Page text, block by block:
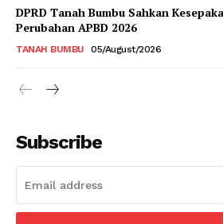
DPRD Tanah Bumbu Sahkan
Perubahan APBD 2026
TANAH BUMBU 05/August/2026
Subscribe